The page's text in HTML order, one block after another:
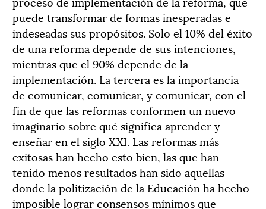
puede transformar de formas inesperadas e
indeseadas sus propósitos. Solo el 10% del éxito
de una reforma depende de sus intenciones,
mientras que el 90% depende de la
implementación. La tercera es la importancia
de comunicar, comunicar, y comunicar, con el
fin de que las reformas conformen un nuevo
imaginario sobre qué significa aprender y
enseñar en el siglo XXI. Las reformas más
exitosas han hecho esto bien, las que han
tenido menos resultados han sido aquellas
donde la politización de la Educación ha hecho
imposible lograr consensos mínimos que